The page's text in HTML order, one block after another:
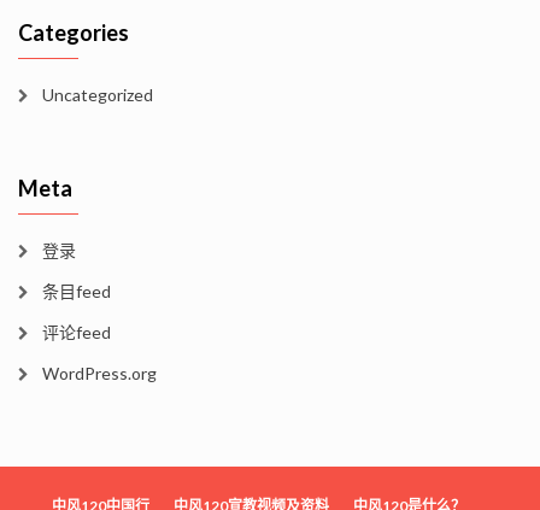
Categories
Uncategorized
Meta
登录
条目feed
评论feed
WordPress.org
中风120中国行 中风120宣教视频及资料 中风120是什么？